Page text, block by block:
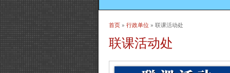
当前位置
首页 » 行政单位 » 联课活动处
联课活动处